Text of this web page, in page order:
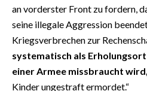
an vorderster Front zu fordern,
seine illegale Aggression
Kriegsverbrechen zur
systematisch als
einer Armee missbraucht wird,
Kinder ungestraft ermordet.“